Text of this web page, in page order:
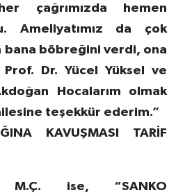
çağrımızda hemen
Ameliyatımız da çok
bana böbreğini verdi, ona
Dr. Yücel Yüksel ve
Hocalarım olmak
teşekkür ederim.”
KAVUŞMASI TARİF
M.Ç. ise, “SANKO